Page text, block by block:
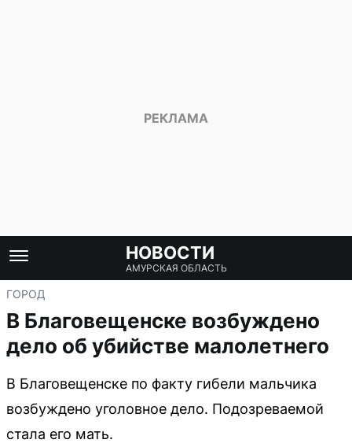
НОВОСТИ
АМУРСКАЯ ОБЛАСТЬ
ГОРОД
В Благовещенске возбуждено
дело об убийстве малолетнего
В Благовещенске по факту гибели мальчика
возбуждено уголовное дело. Подозреваемой
стала его мать.